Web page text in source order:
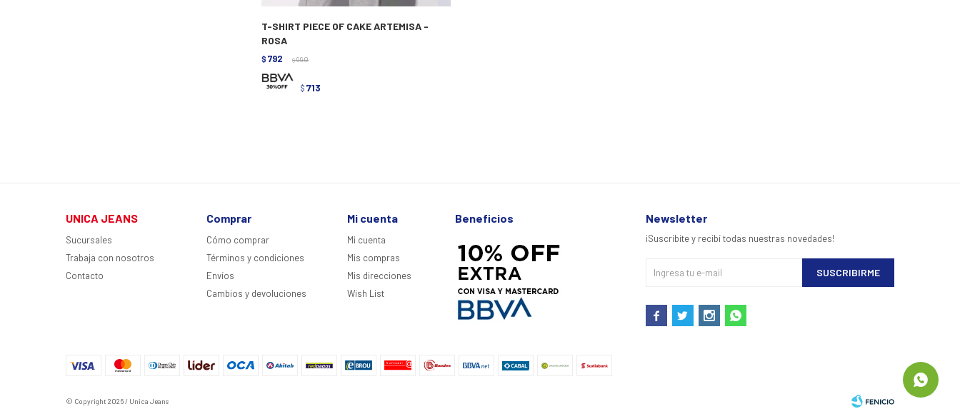
T-SHIRT PIECE OF CAKE ARTEMISA -
ROSA
$ 792 $ 990
$ 713
UNICA JEANS
Sucursales
Trabaja con nosotros
Contacto
Comprar
Cómo comprar
Términos y condiciones
Envíos
Cambios y devoluciones
Mi cuenta
Mi cuenta
Mis compras
Mis direcciones
Wish List
Beneficios Newsletter
¡Suscribite y recibí todas nuestras novedades!
SUSCRIBIRME
   
© Copyright 2026 / Unica Jeans